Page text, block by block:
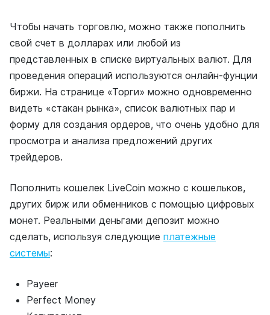
Чтобы начать торговлю, можно также пополнить
свой счет в долларах или любой из
представленных в списке виртуальных валют. Для
проведения операций используются онлайн-фунции
биржи. На странице «Торги» можно одновременно
видеть «стакан рынка», список валютных пар и
форму для создания ордеров, что очень удобно для
просмотра и анализа предложений других
трейдеров.
Пополнить кошелек LiveCoin можно с кошельков,
других бирж или обменников с помощью цифровых
монет. Реальными деньгами депозит можно
сделать, используя следующие платежные
системы:
Payeer
Perfect Money